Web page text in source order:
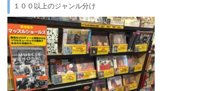
１００以上のジャンル分け